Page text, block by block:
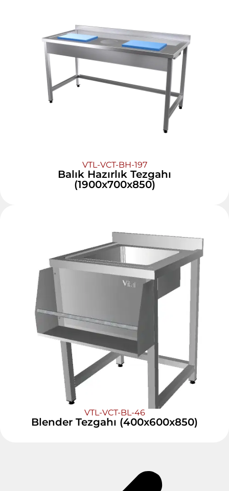
VTL-VCT-BH-197
Balık Hazırlık Tezgahı
(1900x700x850)
VTL-VCT-BL-46
Blender Tezgahı (400x600x850)